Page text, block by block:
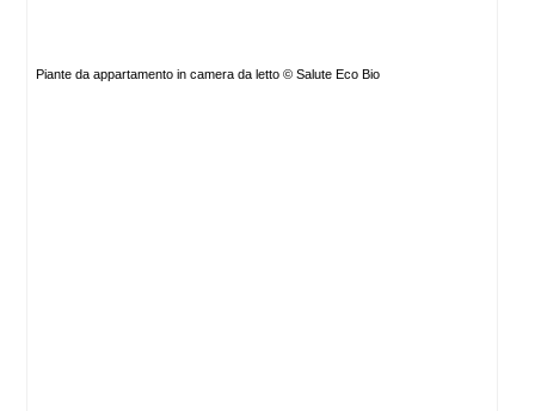
Piante da appartamento in camera da letto © Salute Eco Bio